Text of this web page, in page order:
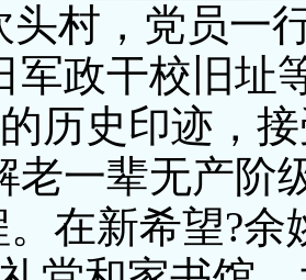
村，党员一
军政干校旧址
历史印迹，
老一辈无产阶
在新希望?